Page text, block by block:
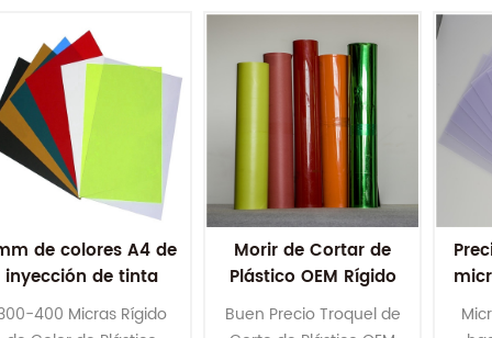
limpio , pero también
tiene resistencia al
impacto, resistencia a la
resistencia de
envejecimiento,
resistencia a los rayos
ultravioleta, la irradiación
de la resistencia, de
forma fácil, rápida de
calor sellado, sellado
de rend7
material plástico es un
material no cristalino.
Transparente lámina de
PVC es ampliamente
utilizado en los
Paquetes,Signo,la
Publicidad,la Impresión
,la Construcción Y Así
sucesivamente.
offset/UV/impresión de
la pantalla, pantalla de
prinitng, formación de
vacío, médicos de
de
de colores A4 de
inyección de tinta
de colores
de PVC, láminas de
400 Micras Rígido
Morir de Cortar de
Plástico OEM Rígido
de Color
Transparente del PVC
Buen Precio Troquel de